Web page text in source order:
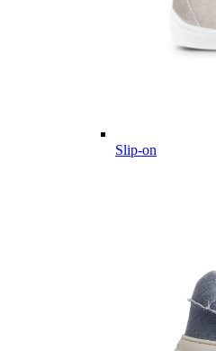
Slip-on